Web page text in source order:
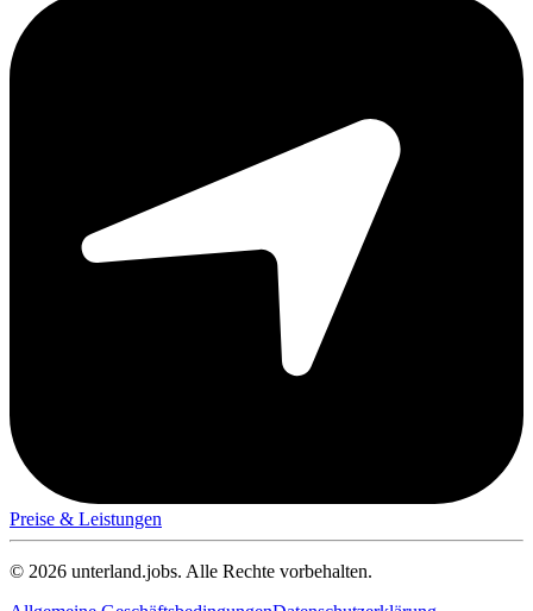
Preise & Leistungen
© 2026 unterland.jobs. Alle Rechte vorbehalten.